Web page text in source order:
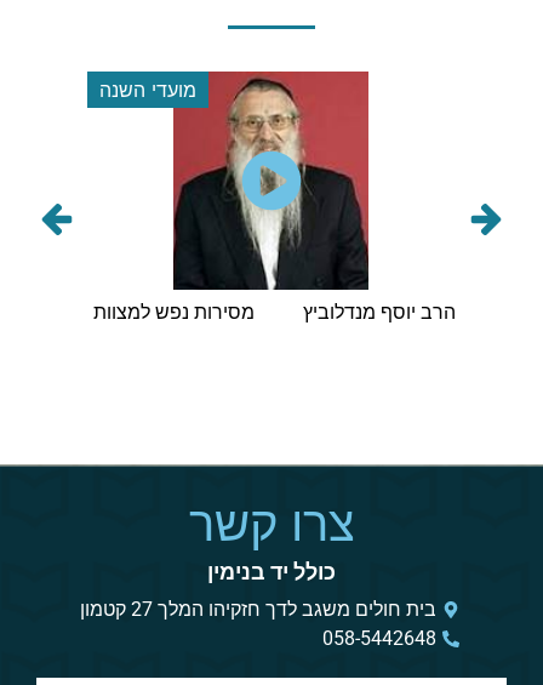
מועדי השנה
הרב יוסף מנדלוביץ מסירות נפש למצוות
צרו קשר
כולל יד בנימין
בית חולים משגב לדך חזקיהו המלך 27 קטמון
058-5442648